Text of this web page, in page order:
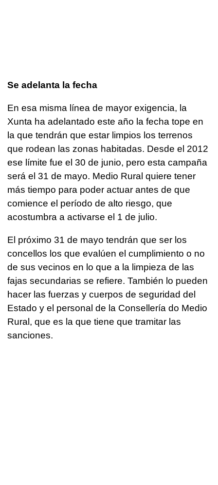
Se adelanta la fecha
En esa misma línea de mayor exigencia, la
Xunta ha adelantado este año la fecha tope en
la que tendrán que estar limpios los terrenos
que rodean las zonas habitadas. Desde el 2012
ese límite fue el 30 de junio, pero esta campaña
será el 31 de mayo. Medio Rural quiere tener
más tiempo para poder actuar antes de que
comience el período de alto riesgo, que
acostumbra a activarse el 1 de julio.
El próximo 31 de mayo tendrán que ser los
concellos los que evalúen el cumplimiento o no
de sus vecinos en lo que a la limpieza de las
fajas secundarias se refiere. También lo pueden
hacer las fuerzas y cuerpos de seguridad del
Estado y el personal de la Consellería do Medio
Rural, que es la que tiene que tramitar las
sanciones.